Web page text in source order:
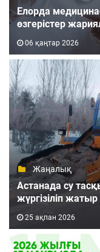
Елорда
өзгерістер
06 қаңтар 2026
Жаңалық
Астанада су
жүргізіліп жатыр
25 ақпан 2026